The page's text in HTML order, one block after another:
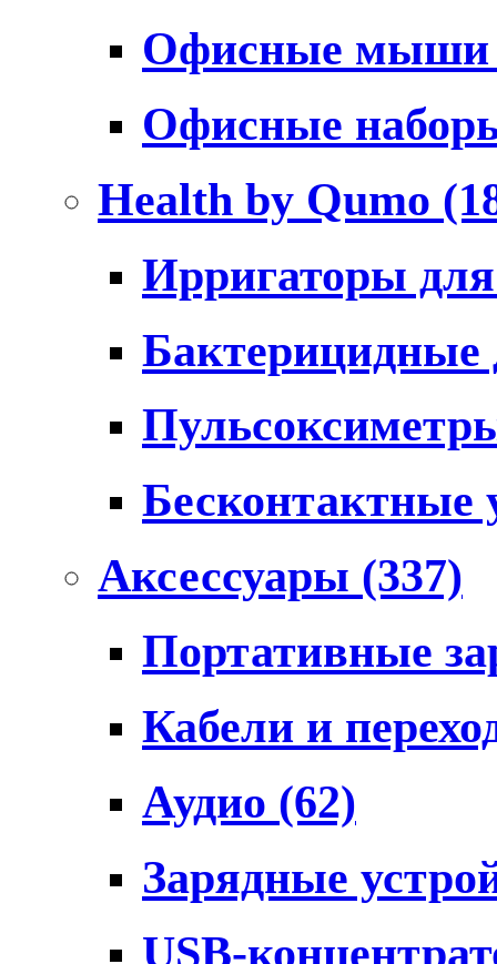
Офисные
Офисные
Health by Qumo
Ирригаторы
Бесконтактные
Аксессуары (337)
Портативные
Кабели и
Аудио (62)
Зарядные
USB-